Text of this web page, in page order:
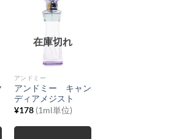
在庫切れ
アンドミー
アンドミー キャン
ディアメジスト
¥178 (1ml単位)